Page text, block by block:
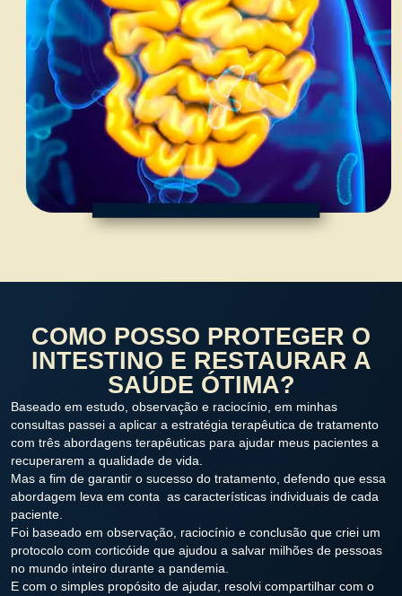
COMO POSSO PROTEGER O
INTESTINO E RESTAURAR A
SAÚDE ÓTIMA?
Baseado em estudo, observação e raciocínio, em minhas
consultas passei a aplicar a estratégia terapêutica de tratamento
com três abordagens terapêuticas para ajudar meus pacientes a
recuperarem a qualidade de vida.
Mas a fim de garantir o sucesso do tratamento, defendo que essa
abordagem leva em conta as características individuais de cada
paciente.
Foi baseado em observação, raciocínio e conclusão que criei um
protocolo com corticóide que ajudou a salvar milhões de pessoas
no mundo inteiro durante a pandemia.
E com o simples propósito de ajudar, resolvi compartilhar com o